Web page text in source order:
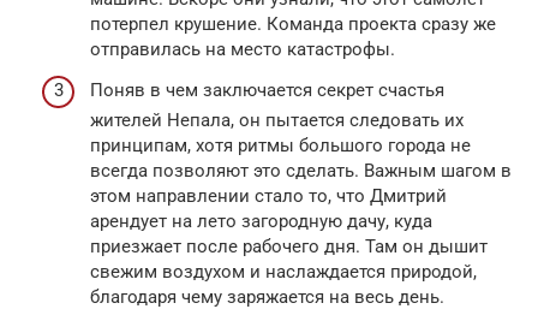
потерпел крушение. Команда проекта сразу же
отправилась на место катастрофы.
Поняв в чем заключается секрет счастья
жителей Непала, он пытается следовать их
принципам, хотя ритмы большого города не
всегда позволяют это сделать. Важным шагом в
этом направлении стало то, что Дмитрий
арендует на лето загородную дачу, куда
приезжает после рабочего дня. Там он дышит
свежим воздухом и наслаждается природой,
благодаря чему заряжается на весь день.